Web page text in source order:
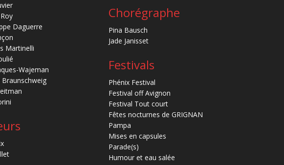
Daguerre
Martinelli
Wajeman
Chorégraphe
Pina Bausch
Jade Janisset
Festivals
Phénix Festival
Festival off Avignon
Festival Tout court
Fêtes nocturnes de GRIGNAN
Pampa
Mises en capsules
Parade(s)
Humour et eau salée